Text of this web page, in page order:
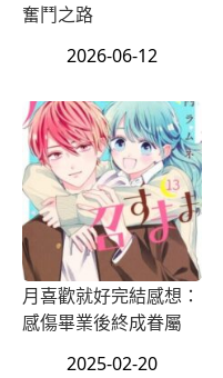
奮鬥之路
2026-06-12
月喜歡就好完結感想：
感傷畢業後終成眷屬
2025-02-20